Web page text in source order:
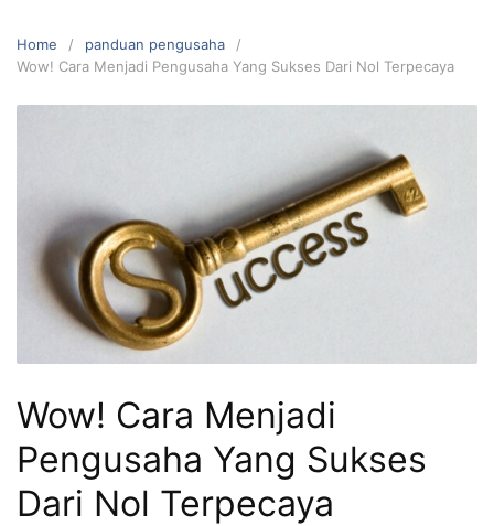
Home
panduan pengusaha
Wow! Cara Menjadi Pengusaha Yang Sukses Dari Nol Terpecaya
Wow! Cara Menjadi
Pengusaha Yang Sukses
Dari Nol Terpecaya